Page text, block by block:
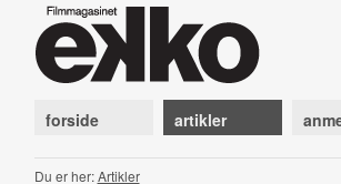
forside artikler
Du er her:Artikler